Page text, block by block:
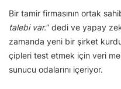
Bir tamir firmasının ortak
talebi var.” dedi ve yapay
zamanda yeni bir şirket
çipleri test etmek için veri
sunucu odalarını içeriyor.